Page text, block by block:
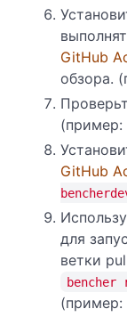
GitHub
обзора.
(пример:
GitHub
для
ветки
bencher
(пример: